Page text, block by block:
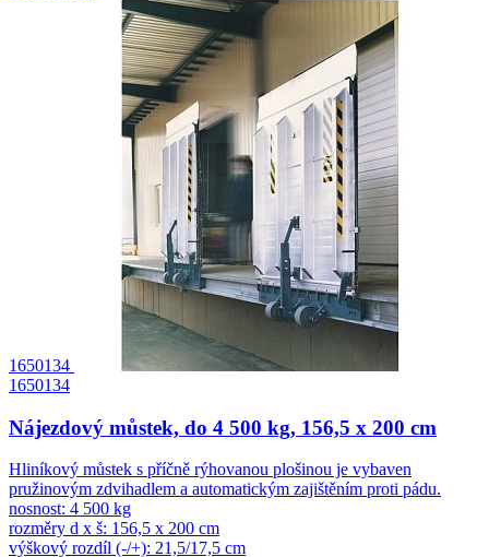
1650134
1650134
Nájezdový můstek, do 4 500 kg, 156,5 x 200 cm
Hliníkový můstek s příčně rýhovanou plošinou je vybaven
pružinovým zdvihadlem a automatickým zajištěním proti pádu.
nosnost: 4 500 kg
rozměry d x š: 156,5 x 200 cm
výškový rozdíl (-/+): 21,5/17,5 cm